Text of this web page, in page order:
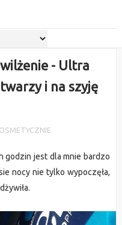
- Ultra
i na szyję
godzin jest dla mnie bardzo
nocy nie tylko wypoczęła,